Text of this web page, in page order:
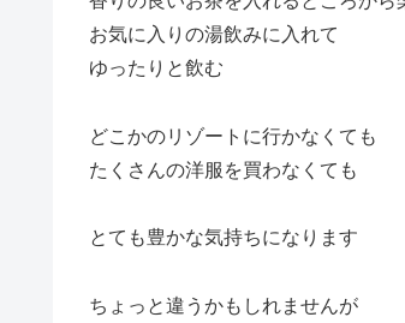
お気に入りの湯飲みに入れて
ゆったりと飲む
どこかのリゾートに行かなくても
たくさんの洋服を買わなくても
とても豊かな気持ちになります
ちょっと違うかもしれませんが